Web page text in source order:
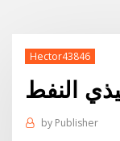
Hector43846
النفط
by Publisher